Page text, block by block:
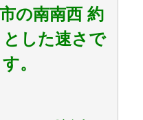
の南南西 約
した速さで
。